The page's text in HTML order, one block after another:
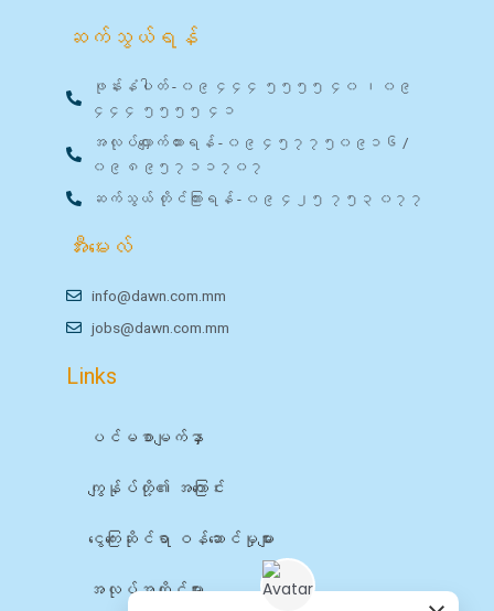
ဆက်သွယ်ရန်
ဖုန်းနံပါတ် - ၀၉ ၄၄၄ ၅၅၅၅ ၄၀ ၊ ၀၉
၄၄၄ ၅၅၅၅ ၄၁
အလုပ်လျှောက်ထားရန် - ၀၉ ၄၅၇၇၅၀၉၁၆ /
၀၉ ၈၉၅၇၁၁၇၀၇
ဆက်သွယ် တိုင်ကြားရန် - ၀၉ ၄၂၅ ၇၅၃ ၀၇၇
အီးမေးလ်
info@dawn.com.mm
jobs@dawn.com.mm
Links
ပင်မစာမျက်နှာ
ကျွန်ုပ်တို့၏ အကြောင်း
ငွေကြေးဆိုင်ရာ ဝန်ဆောင်မှုများ
အလုပ်အကိုင်များ